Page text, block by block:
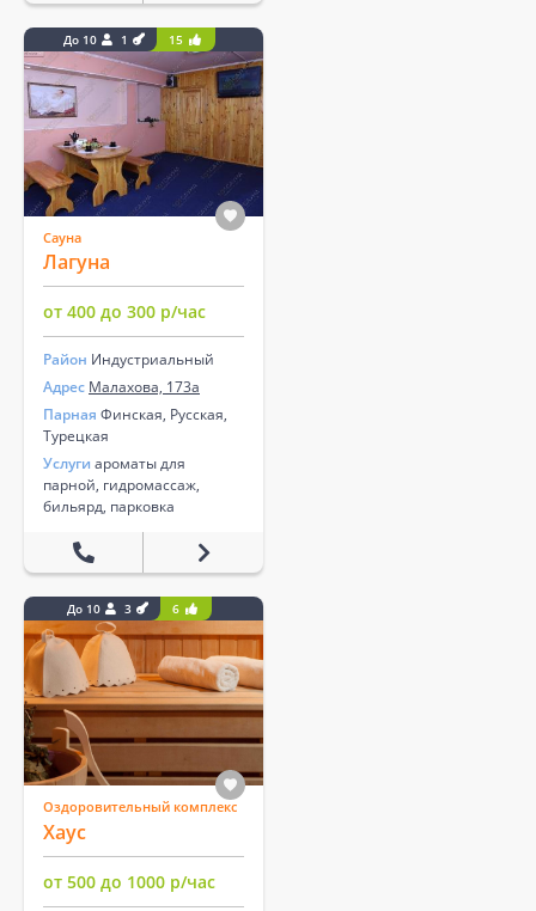
До 10 1 15
Сауна
Лагуна
от 400 до 300 р/час
Район Индустриальный
Адрес Малахова, 173а
Парная Финская, Русская,
Турецкая
Услуги ароматы для
парной, гидромассаж,
бильярд, парковка
До 10 3 6
Оздоровительный комплекс
Хаус
от 500 до 1000 р/час